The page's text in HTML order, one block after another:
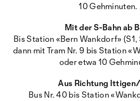
10 Gehminuten.
Mit der S-Bahn ab
Bis Station «Bern Wankdorf» (S1,
dann mit Tram Nr. 9 bis Station
oder etwa 10
Aus Richtung
Bus Nr. 40 bis Station